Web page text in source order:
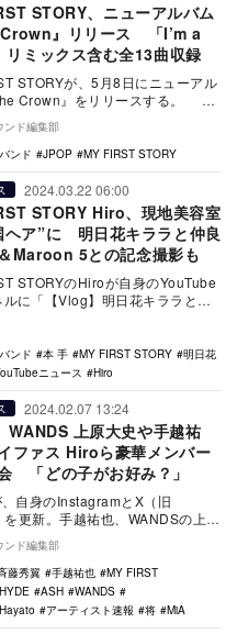
STORY、ニューアルバム
Crown』リリース 「I’m a
ミックス含む全13曲収録
STORYが、5月8日にニューアル
Crown』をリリースする。 約
りのCDリリース…
ンド編集部
ンド JPOP MY FIRST STORY
2024.03.22 06:00
STORY Hiro、現地美容室
ヘア”に 明日花キララと仲良
Maroon 5との記念撮影も
STORYのHiroが自身のYouTube
ルに「【Vlog】明日花キララと韓
と写真撮…
ンド 本 手 MY FIRST STORY
明日花
ニュース Hiro
2024.02.07 13:24
WANDS 上原大史や手越祐
ファス Hiroら豪華メンバー
「どの子がお好み？」
自身のInstagramとX（旧
を更新。手越祐也、WANDSの上原
FIRST STORY…
ンド編集部
藤秀翼 手越祐也
MY FIRST
ASH
WANDS
アーティスト速報 将 MiA